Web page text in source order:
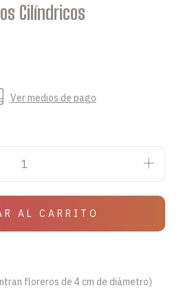
Cilíndricos
Ver medios de pago
floreros de 4 cm de diámetro)